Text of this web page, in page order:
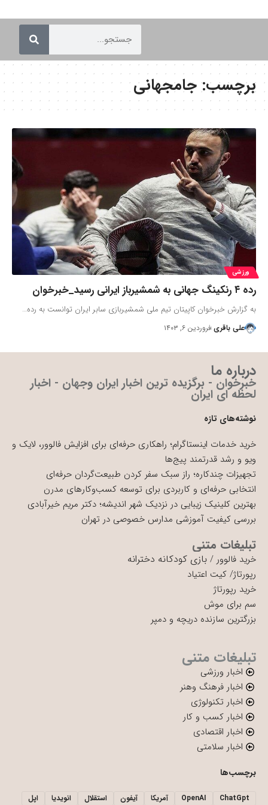
برچسب:جامجهانی
ورزشی
رده ۴ رنکینگ جهانی به شمشیرباز ایرانی رسید_خبرخوان
به گزارش خبرخوان کاپیتان تیم ملی شمشیربازی سابر ایران توانست به رده…
علی باقری فروردین ۶, ۱۴۰۳
درباره ما
خبرخوان - برگزیده ترین اخبار ایران وجهان - اخبار
لحظه ای ایران
نوشته‌های تازه
خرید خدمات اینستاگرام؛ راهکاری حرفه‌ای برای افزایش فالوور، لایک و
ویو و رشد قدرتمند پیج‌ها
تجهیزات چندکاره؛ راز سبک سفر کردن طبیعت‌گردان حرفه‌ای
انتخابی حرفه‌ای و کاربردی برای توسعه کسب‌وکارهای مدرن
بهترین کلینیک زیبایی در نزدیک شهر اندیشه؛ دکتر مریم خیرآبادی
بررسی کیفیت آموزشی مدارس خصوصی در تهران
تبلیغات متنی
خرید فالوور / بازی کودکانه دخترانه
رپورتاژ/ کیت اعتیاد
خرید رپورتاژ
سم برای موش
بزرگترین سازنده دریچه و دمپر
تبلیغات متنی
اخبار ورزشی
اخبار فرهنگ وهنر
اخبار تکنولوژی
اخبار کسب و کار
اخبار اقتصادی
اخبار سلامتی
برچسب‌ها
ChatGpt
OpenAI آمریکا آیفون استقلال انویدیا اپل